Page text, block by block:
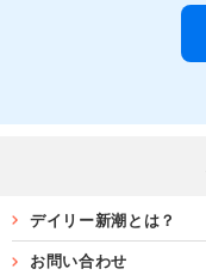
デイリー新潮とは？
お問い合わせ